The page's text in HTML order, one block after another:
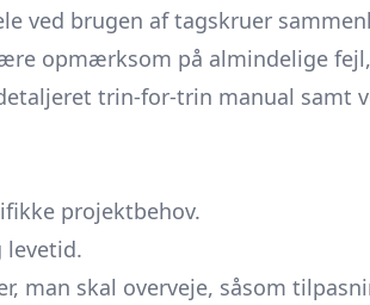
ved brugen af tagskruer
opmærksom på almindelige
trin-for-trin manual samt
projektbehov.
levetid.
man skal overveje, såsom